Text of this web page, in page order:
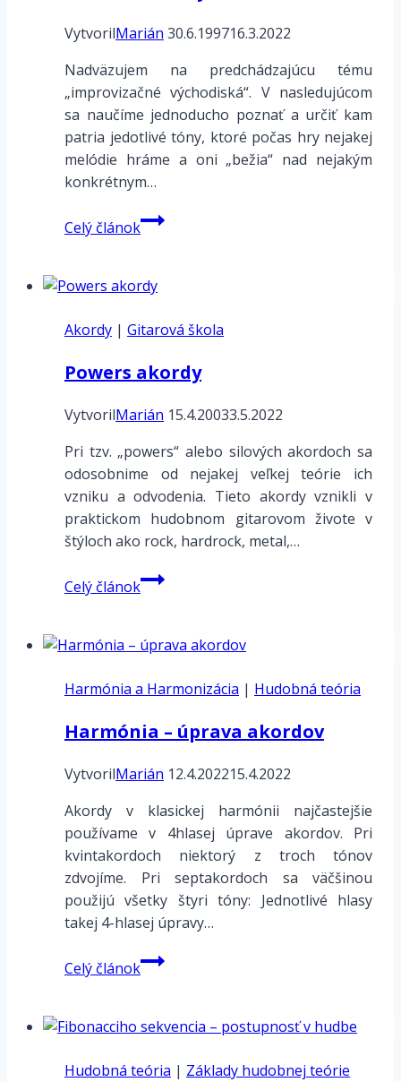
VytvorilMarián 30.6.199716.3.2022
Nadväzujem na predchádzajúcu tému
„improvizačné východiská“. V nasledujúcom
sa naučíme jednoducho poznať a určiť kam
patria jedotlivé tóny, ktoré počas hry nejakej
melódie hráme a oni „bežia“ nad nejakým
konkrétnym…
Celý článokMelodické
tóny
Akordy | Gitarová škola
Powers akordy
VytvorilMarián 15.4.20033.5.2022
Pri tzv. „powers“ alebo silových akordoch sa
odosobnime od nejakej veľkej teórie ich
vzniku a odvodenia. Tieto akordy vznikli v
praktickom hudobnom gitarovom živote v
štýloch ako rock, hardrock, metal,…
Celý článokPowers
akordy
Harmónia a Harmonizácia | Hudobná teória
Harmónia – úprava akordov
VytvorilMarián 12.4.202215.4.2022
Akordy v klasickej harmónii najčastejšie
používame v 4hlasej úprave akordov. Pri
kvintakordoch niektorý z troch tónov
zdvojíme. Pri septakordoch sa väčšinou
použijú všetky štyri tóny: Jednotlivé hlasy
takej 4-hlasej úpravy…
Celý článokHarmónia
–
akordov
Hudobná teória | Základy hudobnej teórie